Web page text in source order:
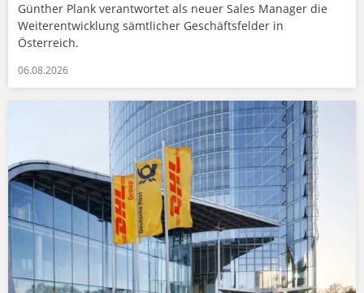
Günther Plank verantwortet als neuer Sales Manager die
Weiterentwicklung sämtlicher Geschäftsfelder in
Österreich.
06.08.2026